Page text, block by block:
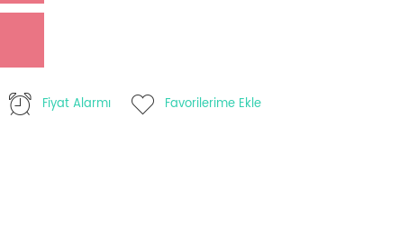
Fiyat Alarmı Favorilerime Ekle